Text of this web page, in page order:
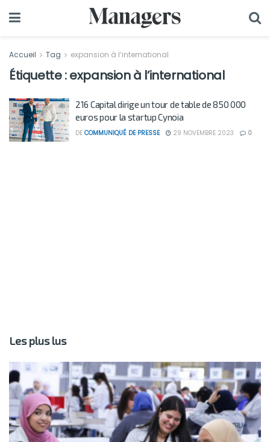
Accueil Tag expansion à l’international
Étiquette :expansion à l’international
216 Capital dirige un tour de table de 850 000
euros pour la startup Cynoia
DE COMMUNIQUÉ DE PRESSE 29 NOVEMBRE 2023 0
Les plus lus